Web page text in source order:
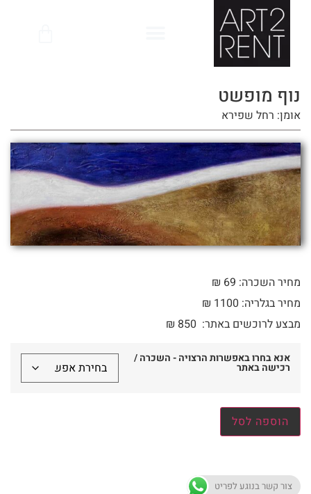
נוף מופשט
אומן: רחל שפירא
מחיר השכרה: 69 ₪
מחיר בגלריה: 1100 ₪
מבצע לרוכשים באתר:
₪ 850
אנא בחרו באפשרות הרצויה - השכרה /
רכישה באתר
הוספה לסל
צור קשר בנוגע לפריט